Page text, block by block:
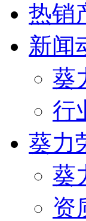
热销
新闻
葵
行
葵力
葵
资